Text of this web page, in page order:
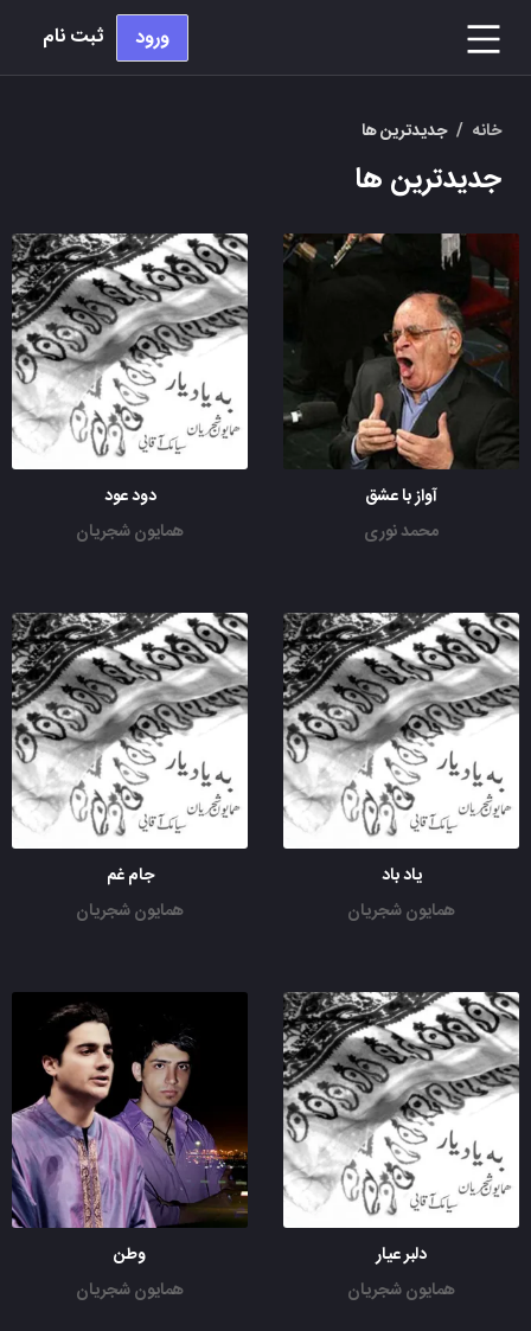
ورود ثبت نام
خانه / جدیدترین ها
جدیدترین ها
آواز با عشق
محمد نوری
دود عود
همایون شجریان
یاد باد
همایون شجریان
جام غم
همایون شجریان
دلبر عیار
همایون شجریان
وطن
همایون شجریان